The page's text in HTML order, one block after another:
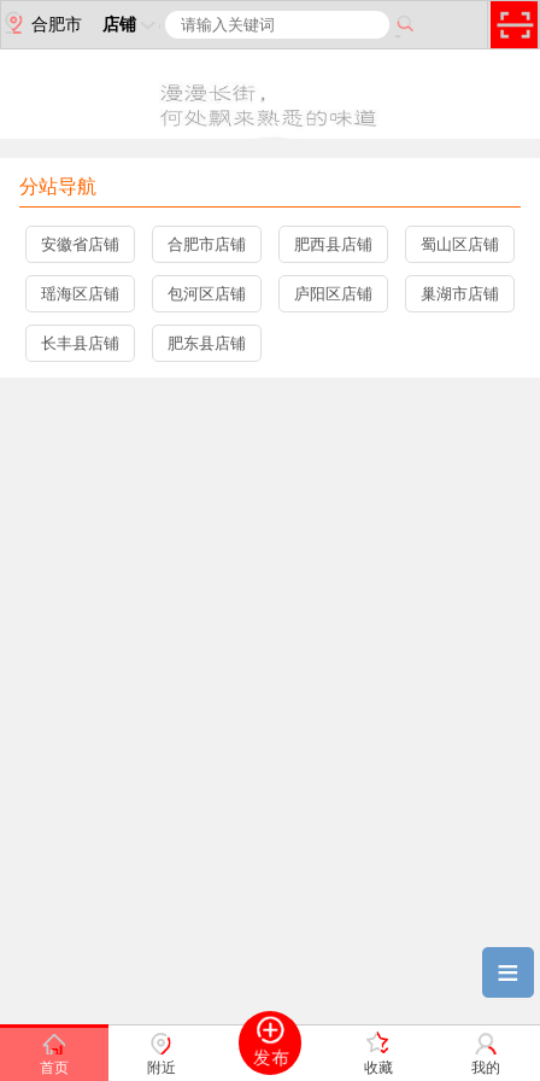
合肥市 店铺
首页 附近 收藏 我的
分站导航
≡
安徽省店铺 合肥市店铺 肥西县店铺 蜀山区店铺
瑶海区店铺 包河区店铺 庐阳区店铺 巢湖市店铺
长丰县店铺 肥东县店铺